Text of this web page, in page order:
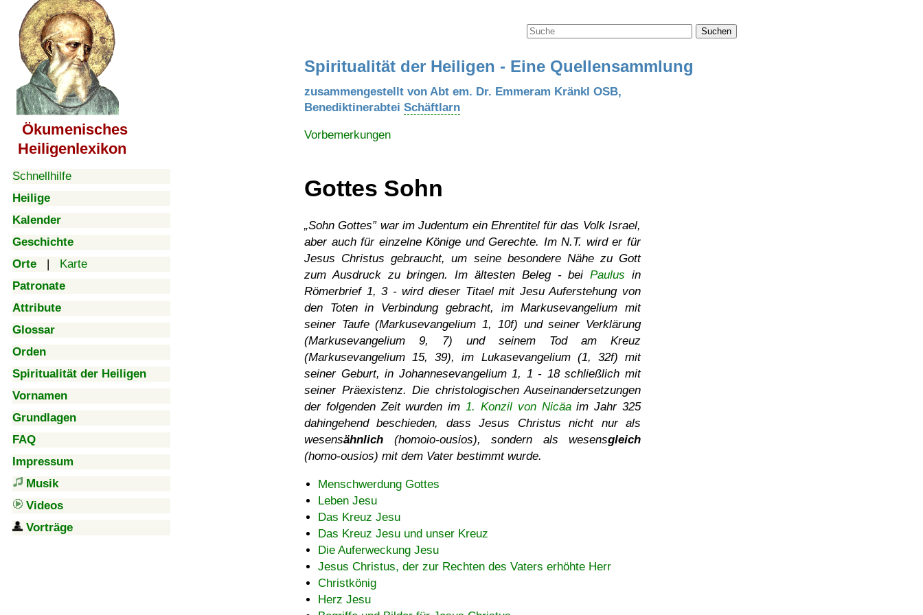
Ökumenisches
Heiligenlexikon
Schnellhilfe
Heilige
Kalender
Geschichte
Orte | Karte
Patronate
Attribute
Glossar
Orden
Spiritualität der Heiligen
Vornamen
Grundlagen
FAQ
Impressum
Musik
Videos
Vorträge
Suchen
Spiritualität der Heiligen - Eine Quellensammlung
zusammengestellt von Abt em. Dr. Emmeram Kränkl OSB,
Benediktinerabtei Schäftlarn
Vorbemerkungen
Gottes Sohn
Sohn Gottes war im Judentum ein Ehrentitel für das Volk Israel,
aber auch für einzelne Könige und Gerechte. Im N.T. wird er für
Jesus Christus gebraucht, um seine besondere Nähe zu Gott
zum Ausdruck zu bringen. Im ältesten Beleg - beiPaulus in
Römerbrief 1, 3 - wird dieser Titael mit Jesu Auferstehung von
den Toten in Verbindung gebracht, im Markusevangelium mit
seiner Taufe (Markusevangelium 1, 10f) und seiner Verklärung
(Markusevangelium 9, 7) und seinem Tod am Kreuz
(Markusevangelium 15, 39), im Lukasevangelium (1, 32f) mit
seiner Geburt, in Johannesevangelium 1, 1 - 18 schließlich mit
seiner Präexistenz. Die christologischen Auseinandersetzungen
der folgenden Zeit wurden im1. Konzil von Nicäaim Jahr 325
dahingehend beschieden, dass Jesus Christus nicht nur als
wesensähnlich (homoio-ousios), sondern als wesensgleich
(homo-ousios) mit dem Vater bestimmt wurde.
Menschwerdung Gottes
Leben Jesu
Das Kreuz Jesu
Das Kreuz Jesu und unser Kreuz
Die Auferweckung Jesu
Jesus Christus, der zur Rechten des Vaters erhöhte Herr
Christkönig
Herz Jesu